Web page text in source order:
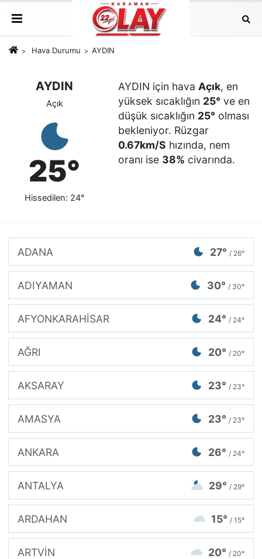
Hava Durumu AYDIN
AYDIN
Açık
25°
Hissedilen: 24°
AYDIN için hava Açık, en
yüksek sıcaklığın 25° ve en
düşük sıcaklığın 25° olması
bekleniyor. Rüzgar
0.67km/S hızında, nem
oranı ise 38% civarında.
ADANA 27° / 26°
ADIYAMAN 30° / 30°
AFYONKARAHİSAR 24° / 24°
AĞRI 20° / 20°
AKSARAY 23° / 23°
AMASYA 23° / 23°
ANKARA 26° / 24°
ANTALYA 29° / 29°
ARDAHAN 15° / 15°
ARTVİN 20° / 20°